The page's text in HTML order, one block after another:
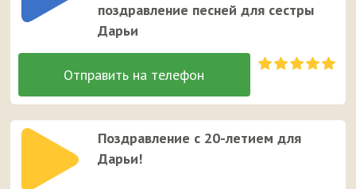
поздравление песней для сестры
Дарьи
Поздравление с 20-летием для
Дарьи!